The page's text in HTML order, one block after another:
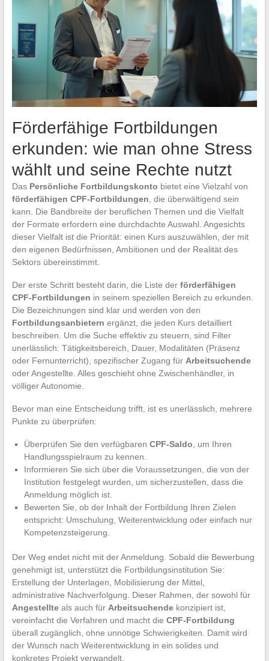
Förderfähige Fortbildungen
erkunden: wie man ohne Stress
wählt und seine Rechte nutzt
Das Persönliche Fortbildungskonto bietet eine Vielzahl von
förderfähigen CPF-Fortbildungen , die überwältigend sein
kann. Die Bandbreite der beruflichen Themen und die Vielfalt
der Formate erfordern eine durchdachte Auswahl. Angesichts
dieser Vielfalt ist die Priorität: einen Kurs auszuwählen, der mit
den eigenen Bedürfnissen, Ambitionen und der Realität des
Sektors übereinstimmt.
Der erste Schritt besteht darin, die Liste der förderfähigen
CPF-Fortbildungen in seinem speziellen Bereich zu erkunden.
Die Bezeichnungen sind klar und werden von den
Fortbildungsanbietern ergänzt, die jeden Kurs detailliert
beschreiben. Um die Suche effektiv zu steuern, sind Filter
unerlässlich: Tätigkeitsbereich, Dauer, Modalitäten (Präsenz
oder Fernunterricht), spezifischer Zugang für Arbeitsuchende
oder Angestellte. Alles geschieht ohne Zwischenhändler, in
völliger Autonomie.
Bevor man eine Entscheidung trifft, ist es unerlässlich, mehrere
Punkte zu überprüfen:
Überprüfen Sie den verfügbaren CPF-Saldo , um Ihren
Handlungsspielraum zu kennen.
Informieren Sie sich über die Voraussetzungen, die von der
Institution festgelegt wurden, um sicherzustellen, dass die
Anmeldung möglich ist.
Bewerten Sie, ob der Inhalt der Fortbildung Ihren Zielen
entspricht: Umschulung, Weiterentwicklung oder einfach nur
Kompetenzsteigerung.
Der Weg endet nicht mit der Anmeldung. Sobald die Bewerbung
genehmigt ist, unterstützt die Fortbildungsinstitution Sie:
Erstellung der Unterlagen, Mobilisierung der Mittel,
administrative Nachverfolgung. Dieser Rahmen, der sowohl für
Angestellteals auch für Arbeitsuchendekonzipiert ist,
vereinfacht die Verfahren und macht die CPF-Fortbildung
überall zugänglich, ohne unnötige Schwierigkeiten. Damit wird
der Wunsch nach Weiterentwicklung in ein solides und
konkretes Projekt verwandelt.